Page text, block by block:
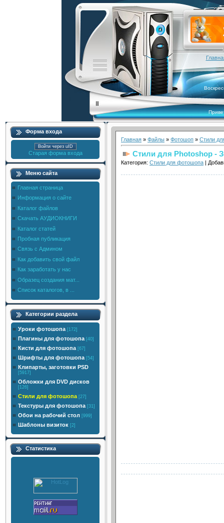
Форма входа
Войти через uID
Старая форма входа
Меню сайта
Главная страница
Информация о сайте
Каталог файлов
Скачать АУДИОКНИГИ
Каталог статей
Пробная публикация
Связь с Админом
Как добавить свой файл
Как заработать у нас
Образец создания мат...
Список каталогов, в ...
Категории раздела
Уроки фотошопа [172]
Плагины для фотошопа [40]
Кисти для фотошопа [67]
Шрифты для фотошопа [54]
Клипарты, заготовки PSD
[5917]
Обложки для DVD дисков
[126]
Стили для фотошопа [27]
Текстуры для фотошопа [31]
Обои на рабочий стол [999]
Шаблоны визиток [2]
Статистика
Главная » Файлы » Фотошоп » Стили
Стили для Photoshop -
Категория: Стили для фотошопа |